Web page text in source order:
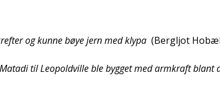
og kunne bøye jern med klypa (Bergljot
til Leopoldville ble bygget med armkraft blant